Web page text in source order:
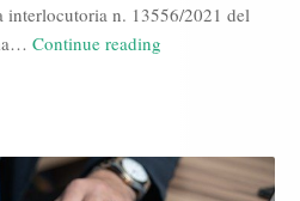
interlocutoria n. 13556/2021 del
Continue reading
e
Bruno